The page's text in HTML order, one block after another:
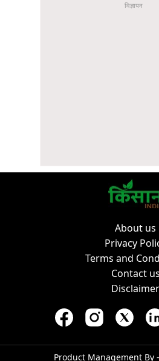
About us
Privacy
Terms and
Contact us
Disclaimer
Product Management By